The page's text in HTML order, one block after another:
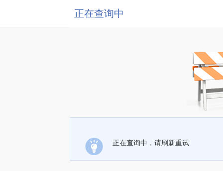
正在查询中
正在查询中，请刷新重试